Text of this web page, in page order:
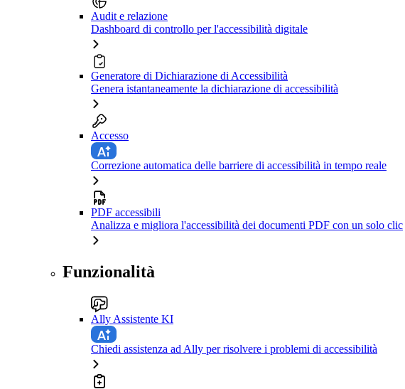
Audit e relazione
Dashboard di controllo per l'accessibilità digitale
Generatore di Dichiarazione di Accessibilità
Genera istantaneamente la dichiarazione di accessibilità
Accesso
Correzione automatica delle barriere di accessibilità in tempo reale
PDF accessibili
Analizza e migliora l'accessibilità dei documenti PDF con un solo clic
Funzionalità
Ally Assistente KI
Chiedi assistenza ad Ally per risolvere i problemi di accessibilità